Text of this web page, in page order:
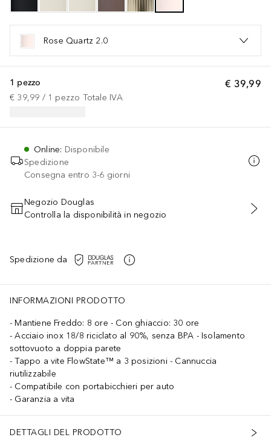
Rose Quartz 2.0
€ 39,99
1 pezzo
€ 39,99 / 1 pezzo Totale IVA
Online: Disponibile
Spedizione
Consegna entro 3-6 giorni
AGGIUNGI AL CARRELLO
Negozio Douglas
Controlla la disponibilità in negozio
Spedizione da
INFORMAZIONI PRODOTTO
Mantiene Freddo: 8 ore - Con ghiaccio: 30 ore
Acciaio inox 18/8 riciclato al 90%, senza BPA - Isolamento
sottovuoto a doppia parete
Tappo a vite FlowState™ a 3 posizioni - Cannuccia
riutilizzabile
Compatibile con portabicchieri per auto
Garanzia a vita
DETTAGLI DEL PRODOTTO